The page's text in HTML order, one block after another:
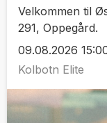
Velkommen til
291, Oppegård.
09.08.2026
Kolbotn Elite